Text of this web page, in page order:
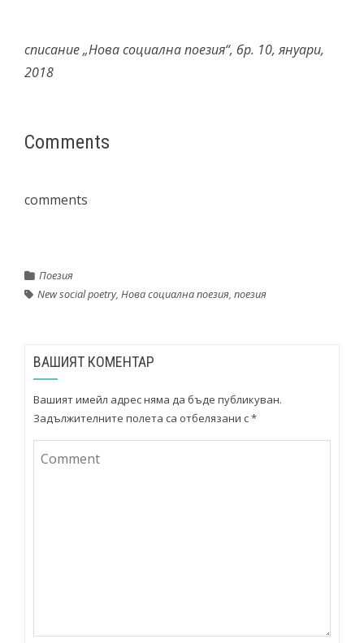
списание „Нова социална поезия“, бр. 10, януари,
2018
Comments
comments
Поезия
New social poetry, Нова социална поезия, поезия
ВАШИЯТ КОМЕНТАР
Вашият имейл адрес няма да бъде публикуван.
Задължителните полета са отбелязани с*